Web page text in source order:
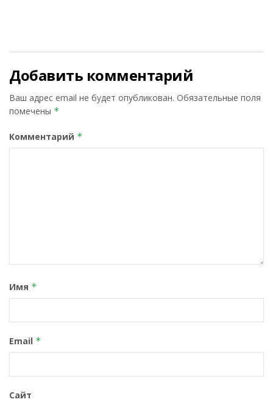
Добавить комментарий
Ваш адрес email не будет опубликован. Обязательные поля
помечены *
Комментарий *
Имя *
Email *
Сайт